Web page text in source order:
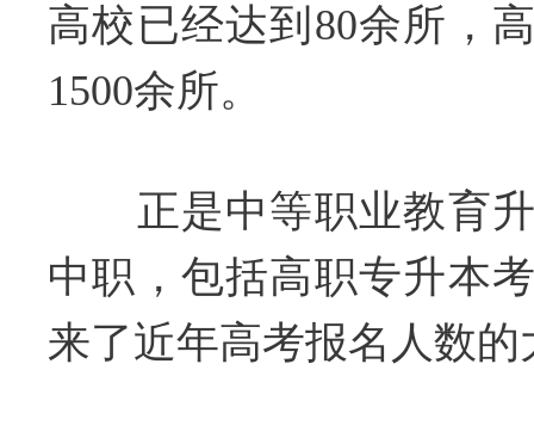
高校已经达到80余所，
1500余所。
正是中等职业教育升
中职，包括高职专升本
来了近年高考报名人数的